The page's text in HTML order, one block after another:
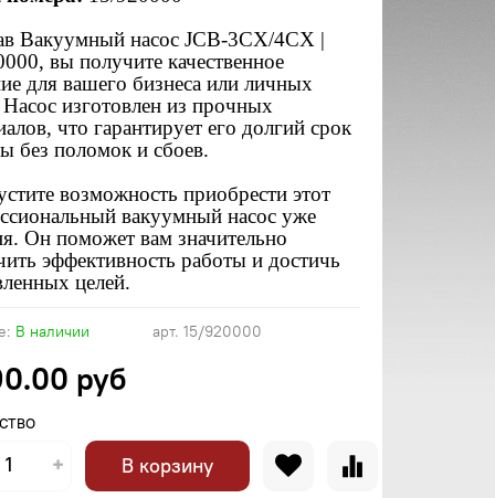
арт.15/920000
В наличии
руб
В корзину
Вакуумный насос JCB-3CX/4CX |
вы получите качественное
для вашего бизнеса или личных
изготовлен из прочных
что гарантирует его долгий срок
без поломок и сбоев.
возможность приобрести этот
вакуумный насос уже
Он поможет вам значительно
эффективность работы и достичь
целей.